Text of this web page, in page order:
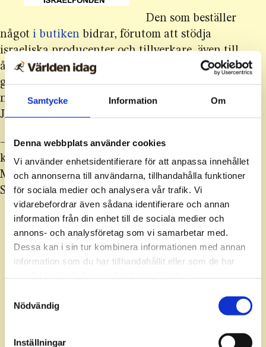
Samtycke Information Om
Denna webbplats använder cookies
Vi använder enhetsidentifierare för att anpassa innehållet
och annonserna till användarna, tillhandahålla funktioner
för sociala medier och analysera vår trafik. Vi
vidarebefordrar även sådana identifierare och annan
information från din enhet till de sociala medier och
annons- och analysföretag som vi samarbetar med.
Dessa kan i sin tur kombinera informationen med annan
information som du har tillhandahållit eller som de har
Nödvändig
Inställningar
Den som beställer
något i butiken bidrar, förutom att stödja
israeliska producenter och tillverkare, även till
åter­uppbyggnaden av förstörda samhällen längs
gränsen mot Gaza och åter­planteringen av
nedbrända skogar i Galiléen och på bergen kring
Jerusalem.
– Låt din jul bygga upp Israel efter två år av
krig. Beställ israeliska produkter till jul, säger
Max Federmann som är verksamhetschef för KKL
Sverige.
ANNONS